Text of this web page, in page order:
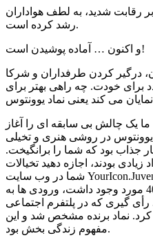
رقابت شدید، به لطف هواداران
رشد کرده است.
و اکنون … آماده پوشیدن است!
درگیر کردن طرفداران و شرکا
برای خودت. چه راهی بهتر برای
یک چالش بی سابقه ای را آغاز
یوونتوس در روشی هنری و تخیلی
جذاب بود که شما را برانگیخت.
بودند، اجازه دهید تخیالات
شما در وب سایت YourIcon.Juventus.com آشکار و آزاد شود. از بین
تمام پیشنهادات، که بیش از 4000 مورد وجود داشت، ورودی ها به
گیری که در پلتفرم اجتماعی
نماد برنده مشخص شد و این
مفهوم زندگی بخش بود.